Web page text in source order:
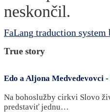
neskončil.
FaLang traduction system
True story
Edo a Aljona Medvedevovci
Na bohoslužby cirkvi Slovo
predstaviť jednu…